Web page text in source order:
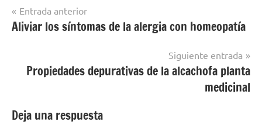
Navegación
de
Entrada anterior
Aliviar los síntomas de la alergia con homeopatía
Siguiente entrada
Propiedades depurativas de la alcachofa planta
medicinal
Deja una respuesta